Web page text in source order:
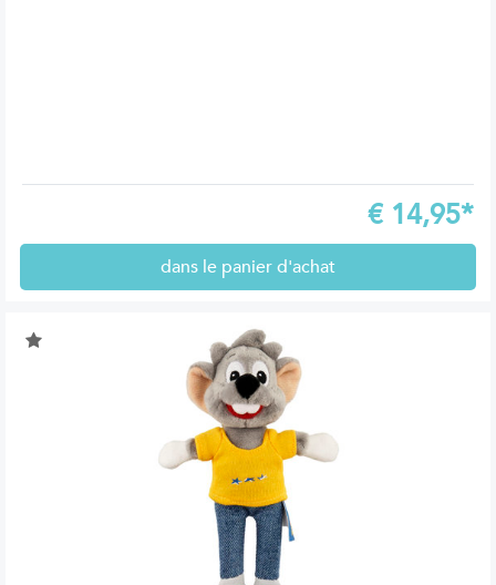
€ 14,95*
dans le panier d'achat